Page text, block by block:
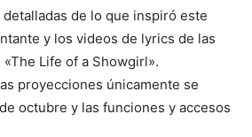
de lo que inspiró este
y los videos de lyrics de las
Life of a Showgirl».
proyecciones únicamente se
octubre y las funciones y accesos